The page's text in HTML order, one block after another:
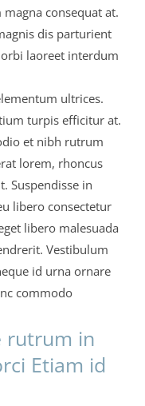
consequat at.
dis parturient
laoreet interdum
ultrices.
turpis efficitur at.
et nibh rutrum
lorem, rhoncus
Suspendisse in
libero consectetur
libero malesuada
Vestibulum
id urna ornare
commodo
rutrum in
Etiam id